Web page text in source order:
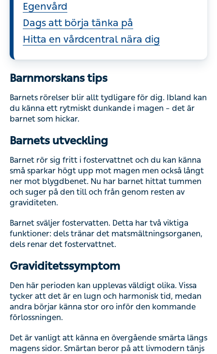
Egenvård
Dags att börja tänka på
Hitta en vårdcentral nära dig
Barnmorskans tips
Barnets rörelser blir allt tydligare för dig. Ibland kan
du känna ett rytmiskt dunkande i magen – det är
barnet som hickar.
Barnets utveckling
Barnet rör sig fritt i fostervattnet och du kan känna
små sparkar högt upp mot magen men också långt
ner mot blygdbenet. Nu har barnet hittat tummen
och suger på den till och från genom resten av
graviditeten.
Barnet sväljer fostervatten. Detta har två viktiga
funktioner: dels tränar det matsmältningsorganen,
dels renar det fostervattnet.
Graviditetssymptom
Den här perioden kan upplevas väldigt olika. Vissa
tycker att det är en lugn och harmonisk tid, medan
andra börjar känna stor oro inför den kommande
förlossningen.
Det är vanligt att känna en övergående smärta längs
magens sidor. Smärtan beror på att livmodern tänjs